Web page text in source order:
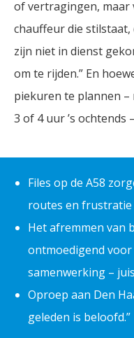
of vertragingen, maar
chauffeur die
zijn niet in dienst
om te rijden.” En
piekuren te plannen
3 of 4 uur ’s
Files op de A58
routes en frustratie
Het afremmen van
ontmoedigend
samenwerking –
Oproep aan Den
geleden is beloofd.”